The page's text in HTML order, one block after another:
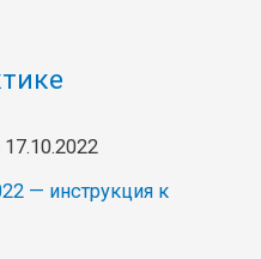
17.10.2022
— инструкция к